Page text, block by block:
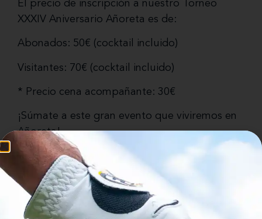
El precio de inscripción a nuestro Torneo
XXXIV Aniversario Añoreta es de:
Abonados: 50€ (cocktail incluido)
Visitantes: 70€ (cocktail incluido)
* Precio cena acompañante: 30€
¡Súmate a este gran evento que viviremos en
Añoreta!
Info & Inscripciones:
info@anoretaresort.com
+34 952 40 50 00